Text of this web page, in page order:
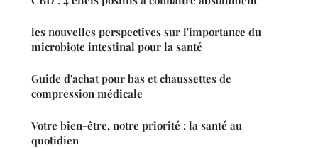
les nouvelles perspectives sur l'importance du
microbiote intestinal pour la santé
Guide d'achat pour bas et chaussettes de
compression médicale
Votre bien-être, notre priorité : la santé au
quotidien